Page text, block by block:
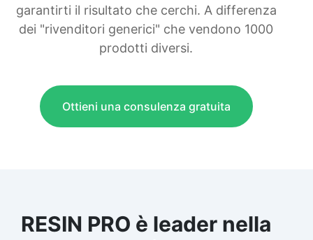
garantirti il risultato che cerchi. A differenza
dei "rivenditori generici" che vendono 1000
prodotti diversi.
Ottieni una consulenza gratuita
RESIN PRO è leader nella